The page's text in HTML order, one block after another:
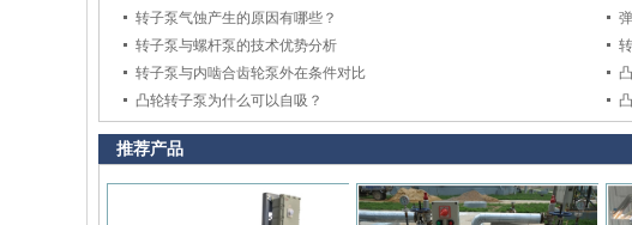
转子泵气蚀产生的原因有哪些？
转子泵与螺杆泵的技术优势分析
转子泵与内啮合齿轮泵外在条件对比
凸轮转子泵为什么可以自吸？
推荐产品